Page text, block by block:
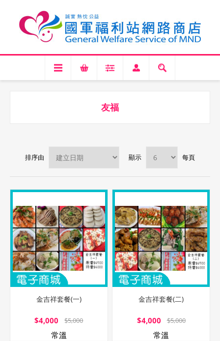
友福
排序由 顯示 每頁
金吉祥套餐(一)
$4,000 $5,000
常溫
金吉祥套餐(二)
$4,000 $5,000
常溫